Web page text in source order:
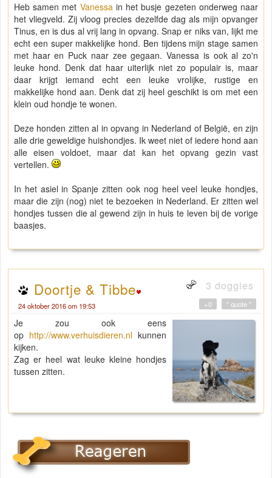
Heb samen met Vanessain het busje gezeten onderweg naar
het vliegveld. Zij vloog precies dezelfde dag als mijn opvanger
Tinus, en is dus al vrij lang in opvang. Snap er niks van, lijkt me
echt een super makkelijke hond. Ben tijdens mijn stage samen
met haar en Puck naar zee gegaan. Vanessa is ook al zo'n
leuke hond. Denk dat haar uiterlijk niet zo populair is, maar
daar krijgt iemand echt een leuke vrolijke, rustige en
makkelijke hond aan. Denk dat zij heel geschikt is om met een
klein oud hondje te wonen.
Deze honden zitten al in opvang in Nederland of België, en zijn
alle drie geweldige huishondjes. Ik weet niet of iedere hond aan
alle eisen voldoet, maar dat kan het opvang gezin vast
vertellen.
In het asiel in Spanje zitten ook nog heel veel leuke hondjes,
maar die zijn (nog) niet te bezoeken in Nederland. Er zitten wel
hondjes tussen die al gewend zijn in huis te leven bij de vorige
baasjes.
Doortje & Tibbe 3 doggies
24 oktober 2016 om 19:53 " quote "
+0
Je zou ook eens
op http://www.verhuisdieren.nl kunnen
kijken.
Zag er heel wat leuke kleine hondjes
tussen zitten.